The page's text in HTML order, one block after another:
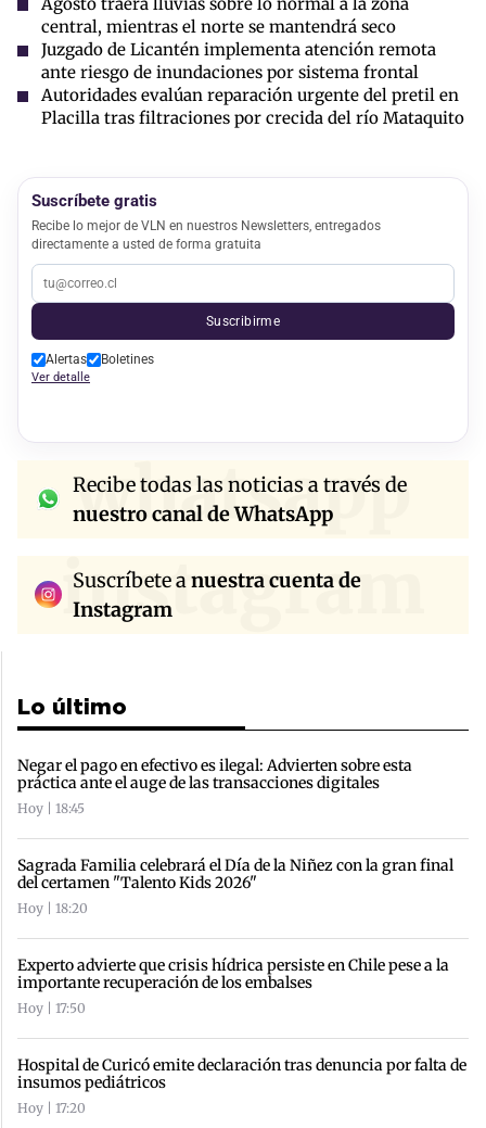
central, mientras el norte se mantendrá seco
Juzgado de Licantén implementa atención remota
ante riesgo de inundaciones por sistema frontal
Autoridades evalúan reparación urgente del pretil en
Placilla tras filtraciones por crecida del río Mataquito
Suscríbete gratis
Recibe lo mejor de VLN en nuestros Newsletters, entregados
directamente a usted de forma gratuita
Suscribirme
Alertas Boletines
Ver detalle
whatsapp
Recibe todas las noticias a través de
nuestro canal de WhatsApp
instagram
Suscríbete anuestra cuenta de
Instagram
Lo último
Negar el pago en efectivo es ilegal: Advierten sobre esta
práctica ante el auge de las transacciones digitales
Hoy | 18:45
Sagrada Familia celebrará el Día de la Niñez con la gran final
del certamen "Talento Kids 2026"
Hoy | 18:20
Experto advierte que crisis hídrica persiste en Chile pese a la
importante recuperación de los embalses
Hoy | 17:50
Hospital de Curicó emite declaración tras denuncia por falta de
insumos pediátricos
Hoy | 17:20